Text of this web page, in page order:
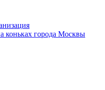
коньках города Москвы